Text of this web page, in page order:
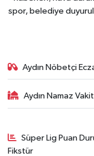
spor, belediye
Aydın Nöbetçi
Aydın Namaz
Süper Lig Puan
Fikstür